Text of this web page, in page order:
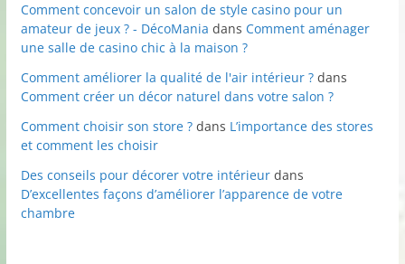
Comment concevoir un salon de style casino pour un
amateur de jeux ? - DécoMania dans Comment aménager
une salle de casino chic à la maison ?
Comment améliorer la qualité de l'air intérieur ?dans
Comment créer un décor naturel dans votre salon ?
Comment choisir son store ?dans L’importance des stores
et comment les choisir
Des conseils pour décorer votre intérieurdans
D’excellentes façons d’améliorer l’apparence de votre
chambre